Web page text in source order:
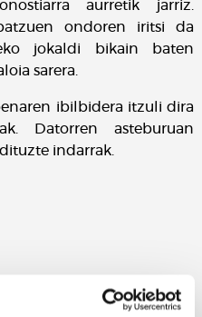
aurretik jarriz.
ondoren iritsi da
jokaldi bikain baten
sarera.
ibilbidera itzuli dira
Datorren asteburuan
indarrak.
H. Uranga, Solo, Azpirotz,